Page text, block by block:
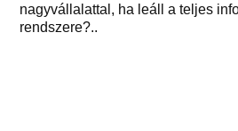
nagyvállalattal, ha leáll a teljes
rendszere?..